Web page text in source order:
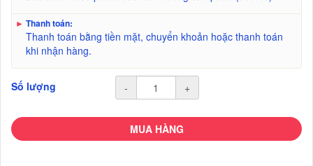
► Thanh toán:
Thanh toán bằng tiền mặt, chuyển khoản hoặc thanh toán
khi nhận hàng.
Số lượng - +
MUA HÀNG